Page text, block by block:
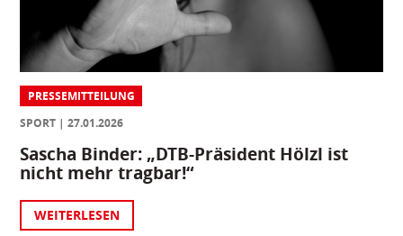
PRESSEMITTEILUNG
SPORT
27.01.2026
Sascha Binder: „DTB-Präsident Hölzl ist
nicht mehr tragbar!“
WEITERLESEN